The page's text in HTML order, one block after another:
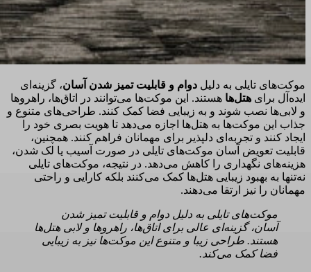
موکت‌های تایلی به دلیل دوام و قابلیت تمیز شدن آسان، گزینه‌ای
ایده‌آل برای هتل‌ها هستند. این موکت‌ها می‌توانند در اتاق‌ها، راهروها
و لابی‌ها نصب شوند و به زیبایی فضا کمک کنند. طراحی‌های متنوع و
جذاب این موکت‌ها به هتل‌ها اجازه می‌دهد تا هویت بصری خود را
ایجاد کنند و تجربه‌ای دلپذیر برای مهمانان فراهم کنند. همچنین،
قابلیت تعویض آسان موکت‌های تایلی در صورت آسیب یا لک شدن،
هزینه‌های نگهداری را کاهش می‌دهد. در نتیجه، موکت‌های تایلی
نه‌تنها به بهبود زیبایی هتل‌ها کمک می‌کنند بلکه کارایی و راحتی
مهمانان را نیز ارتقا می‌دهند.
موکت‌های تایلی به دلیل دوام و قابلیت تمیز شدن
آسان، گزینه‌ای عالی برای اتاق‌ها، راهروها و لابی هتل‌ها
هستند. طراحی زیبا و متنوع این موکت‌ها نیز به زیبایی
فضا کمک می‌کند.